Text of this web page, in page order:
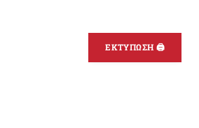
ΕΚΤΥΠΩΣΗ 🖨